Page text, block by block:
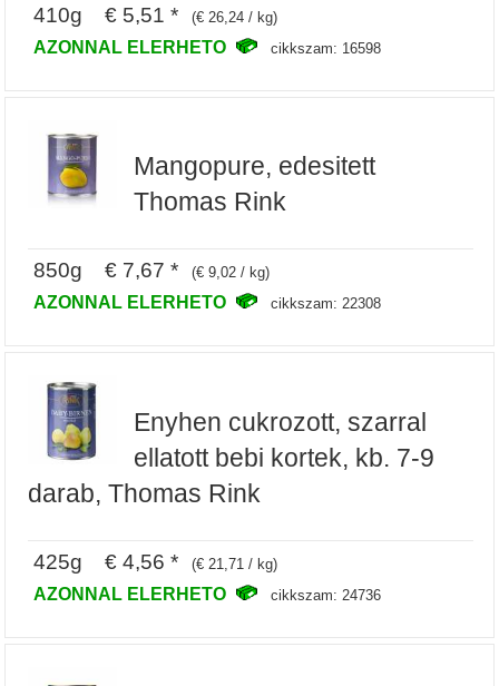
410g € 5,51 * (€ 26,24 / kg)
AZONNAL ELERHETO cikkszam: 16598
Mangopure, edesitett
Thomas Rink
850g € 7,67 * (€ 9,02 / kg)
AZONNAL ELERHETO cikkszam: 22308
Enyhen cukrozott, szarral
ellatott bebi kortek, kb. 7-9
darab, Thomas Rink
425g € 4,56 * (€ 21,71 / kg)
AZONNAL ELERHETO cikkszam: 24736